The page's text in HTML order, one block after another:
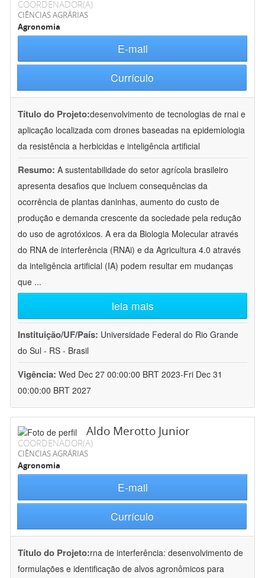
COORDENADOR(A)
CIÊNCIAS AGRÁRIAS
Agronomia
E-mail
Currículo
Título do Projeto:desenvolvimento de tecnologias de rnai e
aplicação localizada com drones baseadas na epidemiologia
da resistência a herbicidas e inteligência artificial
Resumo: A sustentabilidade do setor agrícola brasileiro
apresenta desafios que incluem consequências da
ocorrência de plantas daninhas, aumento do custo de
produção e demanda crescente da sociedade pela redução
do uso de agrotóxicos. A era da Biologia Molecular através
do RNA de interferência (RNAi) e da Agricultura 4.0 através
da inteligência artificial (IA) podem resultar em mudanças
que ...
leia mais
Instituição/UF/País: Universidade Federal do Rio Grande
do Sul - RS - Brasil
Vigência: Wed Dec 27 00:00:00 BRT 2023-Fri Dec 31
00:00:00 BRT 2027
Aldo Merotto Junior
COORDENADOR(A)
CIÊNCIAS AGRÁRIAS
Agronomia
E-mail
Currículo
Título do Projeto:rna de interferência: desenvolvimento de
formulações e identificação de alvos agronômicos para